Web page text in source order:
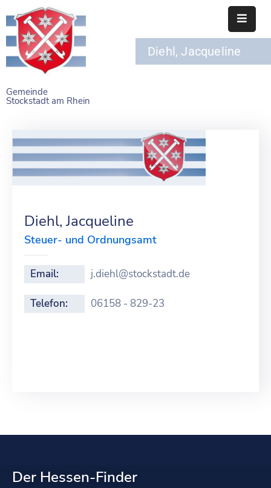
Gemeinde
Stockstadt am Rhein
STARTSEITE
BÜRGERSERVICE
NAHERHOLUNG
VEREINE
Diehl, Jacqueline
Diehl, Jacqueline
Steuer- und Ordnungsamt
Email: j.diehl@stockstadt.de
Telefon: 06158 - 829-23
Der Hessen-Finder